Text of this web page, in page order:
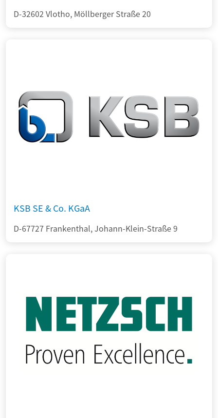
D-32602 Vlotho, Möllberger Straße 20
KSB SE & Co. KGaA
D-67727 Frankenthal, Johann-Klein-Straße 9